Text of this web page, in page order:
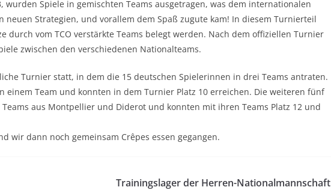
wurden Spiele in gemischten Teams ausgetragen, was dem internationalen
neuen Strategien, und vorallem dem Spaß zugute kam! In diesem Turnierteil
durch vom TCO verstärkte Teams belegt werden. Nach dem offiziellen Turnier
zwischen den verschiedenen Nationalteams.
Turnier statt, in dem die 15 deutschen Spielerinnen in drei Teams antraten.
einem Team und konnten in dem Turnier Platz 10 erreichen. Die weiteren fünf
aus Montpellier und Diderot und konnten mit ihren Teams Platz 12 und
wir dann noch gemeinsam Crêpes essen gegangen.
Trainingslager der Herren-Nationalmannschaft